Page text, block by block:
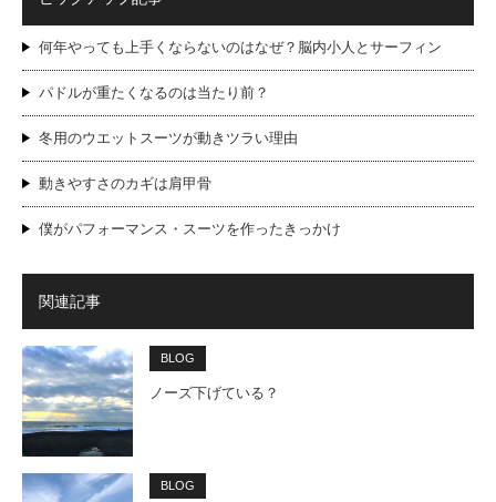
何年やっても上手くならないのはなぜ？脳内小人とサーフィン
パドルが重たくなるのは当たり前？
冬用のウエットスーツが動きツラい理由
動きやすさのカギは肩甲骨
僕がパフォーマンス・スーツを作ったきっかけ
関連記事
BLOG
ノーズ下げている？
BLOG